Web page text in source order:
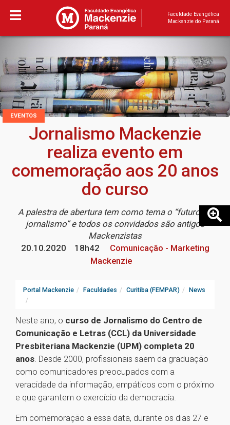
Faculdade Evangélica
Mackenzie do Paraná
EVENTOS
Jornalismo Mackenzie
realiza evento em
comemoração aos 20 anos
do curso
A palestra de abertura tem como tema o “futuro do
jornalismo” e todos os convidados são antigos
Mackenzistas
20.10.2020
18h42
Comunicação - Marketing
Mackenzie
Portal Mackenzie Faculdades Curitiba (FEMPAR) News
Neste ano, o curso de Jornalismo do Centro de
Comunicação e Letras (CCL) da Universidade
Presbiteriana Mackenzie (UPM) completa 20
anos. Desde 2000, profissionais saem da graduação
como comunicadores preocupados com a
veracidade da informação, empáticos com o próximo
e que garantem o exercício da democracia.
Em comemoração a essa data, durante os dias 27 e